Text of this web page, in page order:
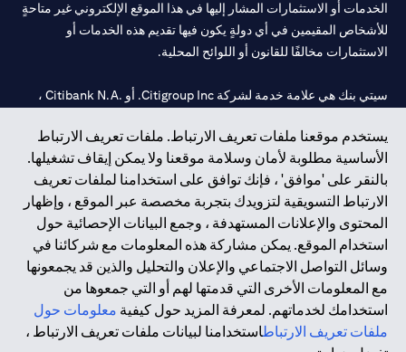
يستخدم موقعنا ملفات تعريف الارتباط. ملفات تعريف الارتباط
الأساسية مطلوبة لأمان وسلامة موقعنا ولا يمكن إيقاف تشغيلها.
بالنقر على 'موافق' ، فإنك توافق على استخدامنا لملفات تعريف
الارتباط التسويقية لتزويدك بتجربة مخصصة عبر الموقع ، وإظهار
المحتوى والإعلانات المستهدفة ، وجمع البيانات الإحصائية حول
استخدام الموقع. يمكن مشاركة هذه المعلومات مع شركائنا في
وسائل التواصل الاجتماعي والإعلان والتحليل والذين قد يجمعونها
مع المعلومات الأخرى التي قدمتها لهم أو التي جمعوها من
استخدامك لخدماتهم. لمعرفة المزيد حول كيفية معلومات حول
ملفات تعريف الارتباطاستخدامنا لبيانات ملفات تعريف الارتباط ،
الخدمات أو الاستثمارات المشار إليها في هذا الموقع الإلكتروني غير متاحةٍ
للأشخاص المقيمين في أي دولةٍ يكون فيها تقديم هذه الخدمات أو
الاستثمارات مخالفًا للقانون أو اللوائح المحلية.
سيتي بنك هي علامة خدمة لشركة Citigroup Inc. أو .Citibank N.A ،
سيتي بنك إن. إيه. الإمارات مسجل لدى مصرف الإمارات المركزي تحت
أرقام التراخيص 202563 لفرع الوصل في دبي، 531989 لفرع مول
الإمارات في دبي، و CN-1002019 لفرع أبوظبي. هاتف: 4000 311 04.
فرع سيتي بنك إن إيه - الإمارات العربية المتحدة مرخص من مصرف
الإمارات العربية المتحدة المركزي كفرع لبنك أجنبي.
سيتي بنك إن إيه الإمارات العربية المتحدة مرخص من هيئة الأوراق المالية
والسلع في الإمارات العربية المتحدة ("SCA") للقيام بالنشاط المالي لـ أ)
الاستشارات المالية والتعريف والترويج بموجب ترخيص رقم
20200000097 ب) وسيط تداول في الأسواق الدولية بموجب ترخيص